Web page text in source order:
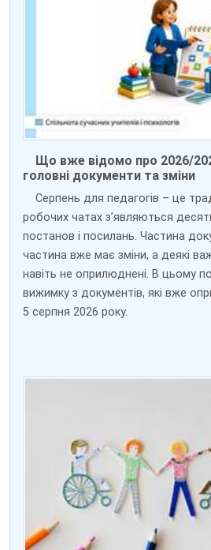
Що вже відомо про 2026/
головні документи та зміни
Серпень для педагогів – це
робочих чатах з’являються
постанов і посилань. Частина
частина вже має зміни, а деякі
навіть не оприлюднені. В цьому
вижимку з документів, які вже
5 серпня 2026 року.